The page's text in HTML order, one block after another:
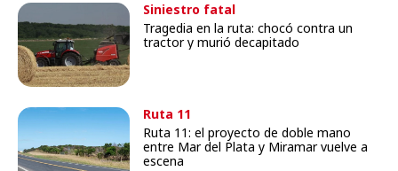
Siniestro fatal
Tragedia en la ruta: chocó contra un
tractor y murió decapitado
Ruta 11
Ruta 11: el proyecto de doble mano
entre Mar del Plata y Miramar vuelve a
escena